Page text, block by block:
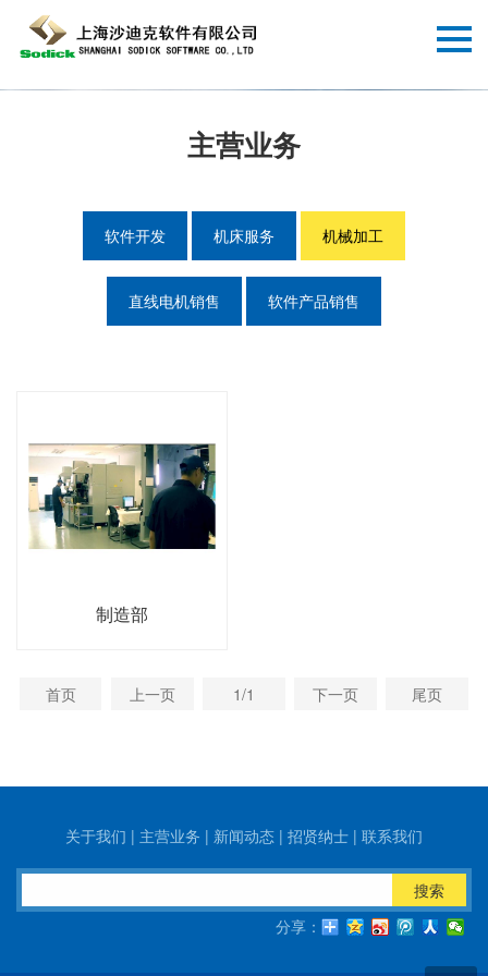
主营业务
软件开发 机床服务 机械加工
直线电机销售 软件产品销售
制造部
首页 上一页 1/1 下一页 尾页
关于我们 | 主营业务 | 新闻动态 | 招贤纳士 | 联系我们
搜索
分享：